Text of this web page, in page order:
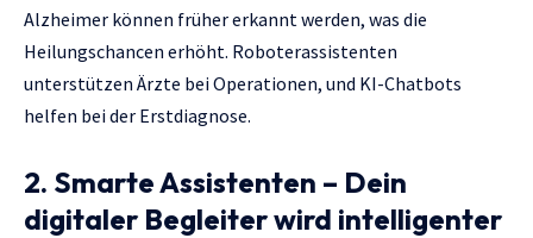
Alzheimer können früher erkannt werden, was die
Heilungschancen erhöht. Roboterassistenten
unterstützen Ärzte bei Operationen, und KI-Chatbots
helfen bei der Erstdiagnose.
2. Smarte Assistenten – Dein
digitaler Begleiter wird intelligenter